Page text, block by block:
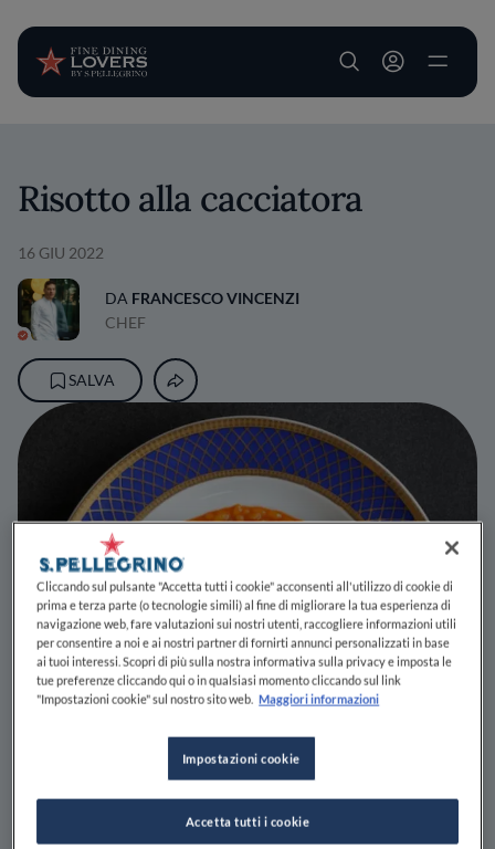
User account
Risotto alla cacciatora
16 GIU 2022
DA FRANCESCO VINCENZI
CHEF
SALVA
Cliccando sul pulsante "Accetta tutti i cookie" acconsenti all'utilizzo di cookie di
prima e terza parte (o tecnologie simili) al fine di migliorare la tua esperienza di
navigazione web, fare valutazioni sui nostri utenti, raccogliere informazioni utili
per consentire a noi e ai nostri partner di fornirti annunci personalizzati in base
ai tuoi interessi. Scopri di più sulla nostra informativa sulla privacy e imposta le
tue preferenze cliccando qui o in qualsiasi momento cliccando sul link
"Impostazioni cookie" sul nostro sito web. Maggiori informazioni
Impostazioni cookie
Accetta tutti i cookie